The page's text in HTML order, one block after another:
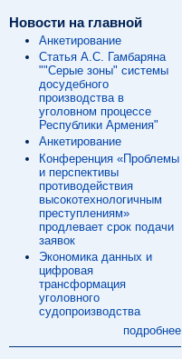
Новости на главной
Анкетирование
Статья А.С. Гамбаряна
""Серые зоны" системы
досудебного
производства в
уголовном процессе
Республики Армения"
Анкетирование
Конференция «Проблемы
и перспективы
противодействия
высокотехнологичным
преступлениям»
продлевает срок подачи
заявок
Экономика данных и
цифровая
трансформация
уголовного
судопроизводства
подробнее